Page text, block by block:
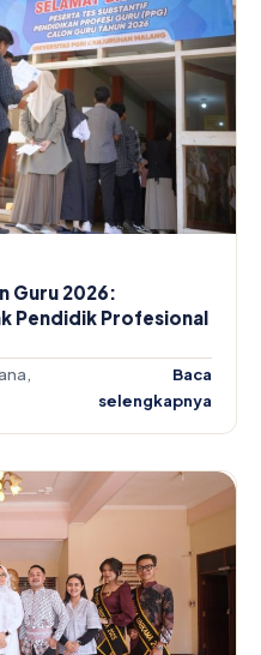
Guru 2026:
Pendidik Profesional
Baca
selengkapnya